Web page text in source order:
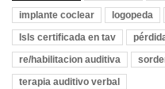
implante coclear
logopeda
lsls certificada en tav
re/habilitacion auditiva
terapia auditivo verbal